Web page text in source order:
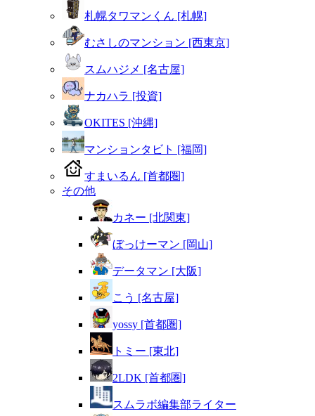
札幌タワマンくん [札幌]
むさしのマンション [西東京]
スムハジメ [名古屋]
ナカハラ [投資]
OKITES [沖縄]
マンションタビト [福岡]
すまいるん [首都圏]
その他
カネー [北関東]
ぼっけーマン [岡山]
データマン [大阪]
こう [名古屋]
yossy [首都圏]
トミー [東北]
2LDK [首都圏]
スムラボ編集部ライター